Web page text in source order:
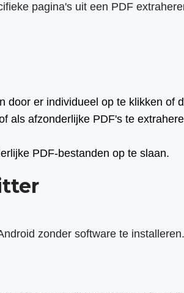
pagina's uit een PDF
er individueel op te klikken of
als afzonderlijke PDF's te
PDF-bestanden op te slaan.
zonder software te